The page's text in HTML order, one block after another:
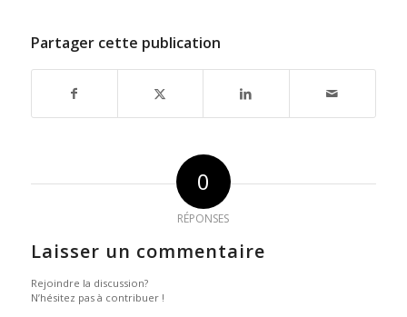
Partager cette publication
0
RÉPONSES
Laisser un commentaire
Rejoindre la discussion?
N’hésitez pas à contribuer !